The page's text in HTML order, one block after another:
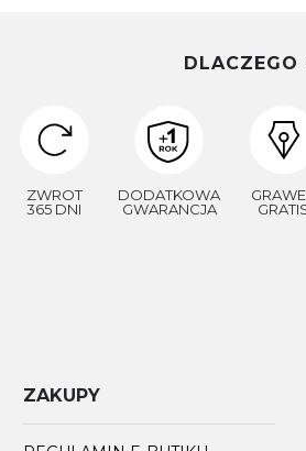
DLACZEGO
ZWROT
365 DNI
DODATKOWA
GWARANCJA
ZAKUPY